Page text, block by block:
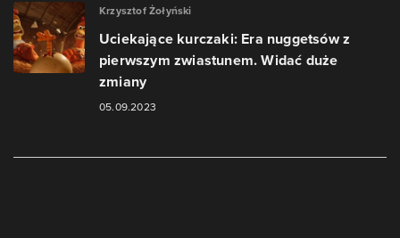
Krzysztof Żołyński
Uciekające kurczaki: Era nuggetsów z
pierwszym zwiastunem. Widać duże
zmiany
05.09.2023